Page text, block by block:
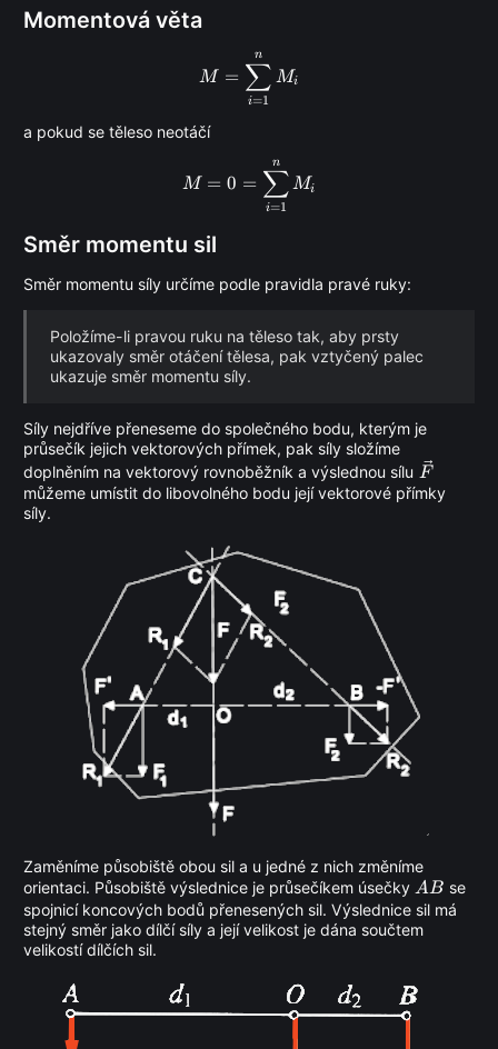
Momentová věta
M = \sum_{i = 1}^{n} M_i
M =
i=1
∑
n
Mi
a pokud se těleso neotáčí
M = 0 = \sum_{i = 1}^{n}
M = 0 =
i=1
∑
n
Mi
Směr momentu sil
Směr momentu síly určíme podle pravidla pravé ruky:
Položíme-li pravou ruku na těleso tak, aby prsty
ukazovaly směr otáčení tělesa, pak vztyčený palec
ukazuje směr momentu síly.
Síly nejdříve přeneseme do společného bodu, kterým je
průsečík jejich vektorových přímek, pak síly složíme
doplněním na vektorový rovnoběžník a výslednou sílu \vec
F
F
můžeme umístit do libovolného bodu její vektorové přímky
síly.
Zaměníme působiště obou sil a u jedné z nich změníme
orientaci. Působiště výslednice je průsečíkem úsečky AB
AB se
spojnicí koncových bodů přenesených sil. Výslednice sil má
stejný směr jako dílčí síly a její velikost je dána součtem
velikostí dílčích sil.